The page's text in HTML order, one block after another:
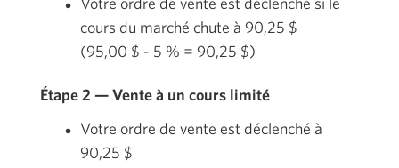
cours du marché chute à 90,25 $
(95,00 $ - 5 % = 90,25 $)
Étape 2 — Vente à un cours limité
Votre ordre de vente est déclenché à
90,25 $